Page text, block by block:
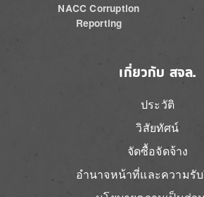
NACC Corruption
Reporting
เกี่ยวกับ สจล.
ประวัติ
วิสัยทัศน์
จัดซื้อจัดจ้าง
อำนาจหน้าที่และความรั